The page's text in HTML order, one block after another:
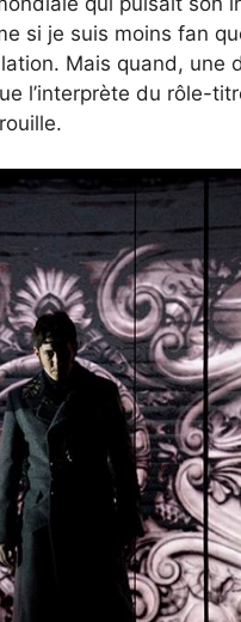
si je suis moins fan
Mais quand, une
l’interprète du rôle-